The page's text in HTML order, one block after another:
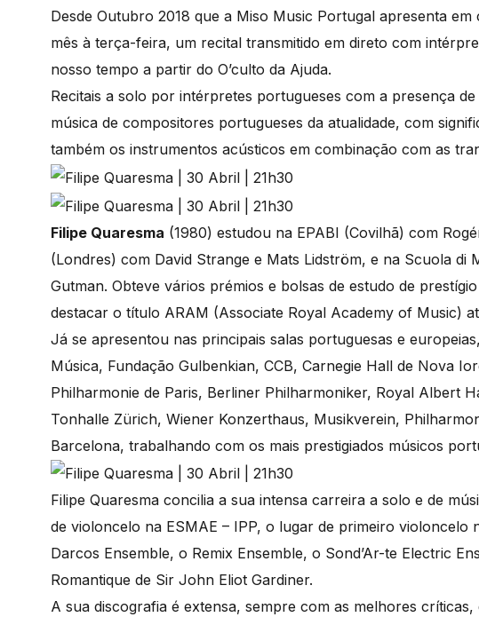
Desde Outubro 2018 que a Miso Music Portugal apresenta
mês à terça-feira, um recital transmitido em direto com
nosso tempo a partir do O’culto da Ajuda.
Recitais a solo por intérpretes portugueses com a presença
música de compositores portugueses da atualidade, com
também os instrumentos acústicos em combinação com as
Filipe Quaresma (1980) estudou na EPABI (Covilhã) com
(Londres) com David Strange e Mats Lidström, e na Scuola di
Gutman. Obteve vários prémios e bolsas de estudo de
destacar o título ARAM (Associate Royal Academy of Music)
Já se apresentou nas principais salas portuguesas e
Música, Fundação Gulbenkian, CCB, Carnegie Hall de Nova
Philharmonie de Paris, Berliner Philharmoniker, Royal Albert
Tonhalle Zürich, Wiener Konzerthaus, Musikverein,
Barcelona, trabalhando com os mais prestigiados músicos
Filipe Quaresma concilia a sua intensa carreira a solo e de
de violoncelo na ESMAE – IPP, o lugar de primeiro violoncelo
Darcos Ensemble, o Remix Ensemble, o Sond’Ar-te Electric
Romantique de Sir John Eliot Gardiner.
A sua discografia é extensa, sempre com as melhores críticas,